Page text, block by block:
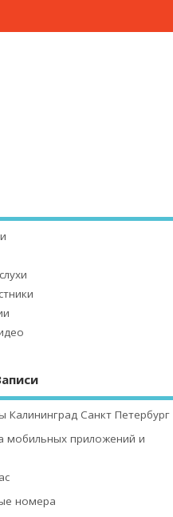
Калининград Санкт Петербург
мобильных приложений и
номера